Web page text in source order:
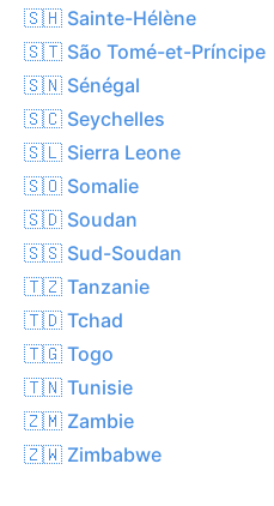
🇸🇭 Sainte-Hélène
🇸🇹 São Tomé-et-Príncipe
🇸🇳 Sénégal
🇸🇨 Seychelles
🇸🇱 Sierra Leone
🇸🇴 Somalie
🇸🇩 Soudan
🇸🇸 Sud-Soudan
🇹🇿 Tanzanie
🇹🇩 Tchad
🇹🇬 Togo
🇹🇳 Tunisie
🇿🇲 Zambie
🇿🇼 Zimbabwe